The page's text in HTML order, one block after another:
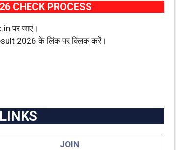
CHECK PROCESS
पर जाएं।
2026 के लिंक पर क्लिक करें।
JOIN